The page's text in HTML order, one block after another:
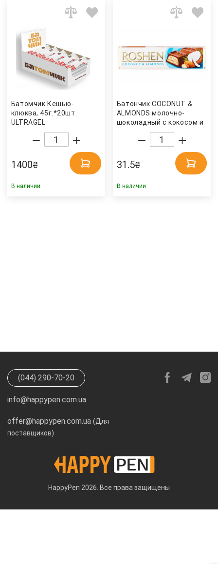
Батомчик Кешью-
клюква, 45г.*20шт.
ULTRAGEL
1400₴
В наличии
Батончик COCONUT &
ALMONDS молочно-
шоколадный с кокосом и
миндалем, 38г. Roshen
31.5₴
В наличии
(044) 290-70-20
info@happypen.com.ua
offer@happypen.com.ua (Для
поставщиков)
HappyPen 2026. Все права защищены